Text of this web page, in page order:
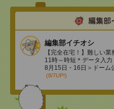
編集部イチオシ
【完全在宅！】難しい
11時～時短＊データ入力
8月15日・16日＞ドーム
(8/7UP!)